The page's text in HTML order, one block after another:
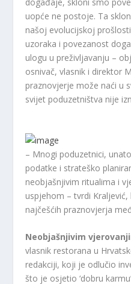
uopće ne postoje. Ta
našoj evolucijskoj
uzoraka i povezanost
ulogu u preživljavanju –
osnivač, vlasnik i direktor
praznovjerje može naći u
svijet poduzetništva nije
– Mnogi poduzetnici,
podatke i strateško
neobjašnjivim ritualima i
uspjehom – tvrdi
najčešćih praznovjerja
Neobjašnjivim
vlasnik restorana u
redakciji, koji je odlučio
što je osjetio ‘dobru